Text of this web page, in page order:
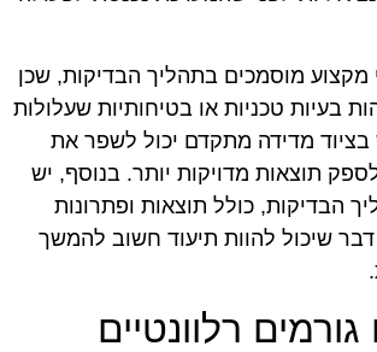
מוסמכים בתהליך הבדיקות, שכן
בעיות טכניות או בטיחותיות שעלולות
מדידה מתקדם יכול לשפר את
תוצאות מדויקות יותר. בנוסף, יש
הבדיקות, כולל תוצאות ופתרונות
שיכול להוות תיעוד חשוב להמשך
רלוונטיים